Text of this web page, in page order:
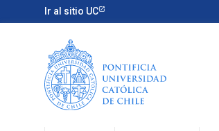
Ir al sitio UC